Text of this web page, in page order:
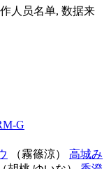
人员名单, 数据来
G
（霧篠涼） 高城み